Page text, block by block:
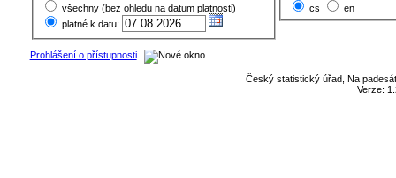
všechny (bez ohledu na datum platnosti)
platné k datu:
cs
en
Prohlášení o přístupnosti
Český statistický úřad, Na
Verze: